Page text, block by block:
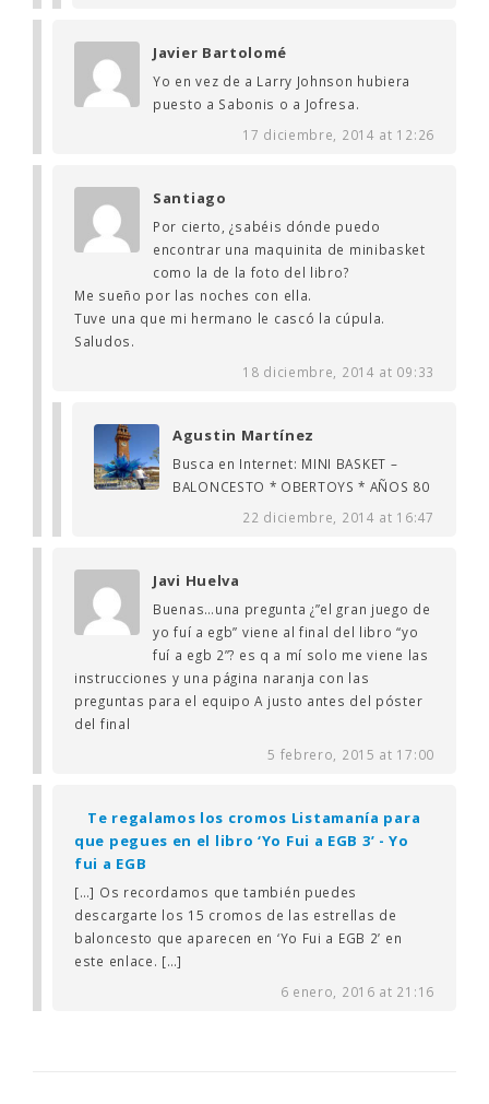
Javier Bartolomé
Yo en vez de a Larry Johnson hubiera
puesto a Sabonis o a Jofresa.
17 diciembre, 2014 at 12:26
Santiago
Por cierto, ¿sabéis dónde puedo
encontrar una maquinita de minibasket
como la de la foto del libro?
Me sueño por las noches con ella.
Tuve una que mi hermano le cascó la cúpula.
Saludos.
18 diciembre, 2014 at 09:33
Agustin Martínez
Busca en Internet: MINI BASKET –
BALONCESTO * OBERTOYS * AÑOS 80
22 diciembre, 2014 at 16:47
Javi Huelva
Buenas…una pregunta ¿”el gran juego de
yo fuí a egb” viene al final del libro “yo
fuí a egb 2”? es q a mí solo me viene las
instrucciones y una página naranja con las
preguntas para el equipo A justo antes del póster
del final
5 febrero, 2015 at 17:00
Te regalamos los cromos Listamanía para
que pegues en el libro ‘Yo Fui a EGB 3’ - Yo
fui a EGB
[…] Os recordamos que también puedes
descargarte los 15 cromos de las estrellas de
baloncesto que aparecen en ‘Yo Fui a EGB 2’ en
este enlace. […]
6 enero, 2016 at 21:16